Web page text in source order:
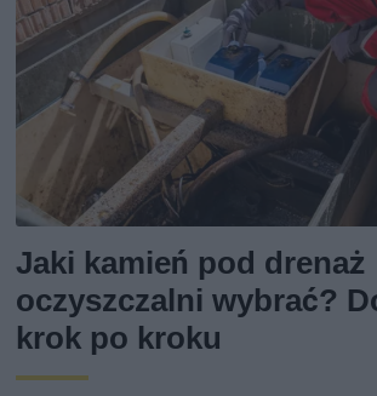
Jaki kamień pod drenaż
oczyszczalni wybrać?
krok po kroku